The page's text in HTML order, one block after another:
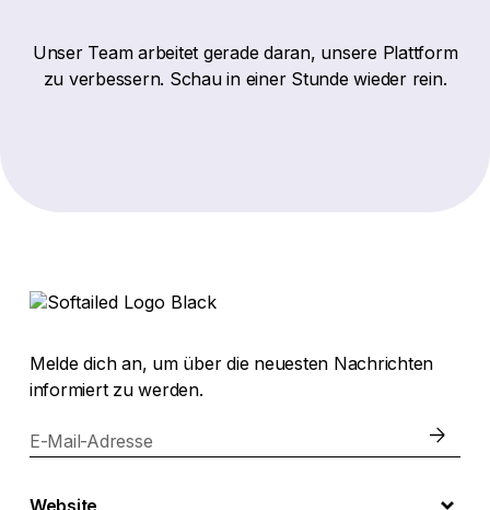
Unser Team arbeitet gerade daran, unsere Plattform
zu verbessern. Schau in einer Stunde wieder rein.
Melde dich an, um über die neuesten Nachrichten
informiert zu werden.
E-Mail-Adresse
Website